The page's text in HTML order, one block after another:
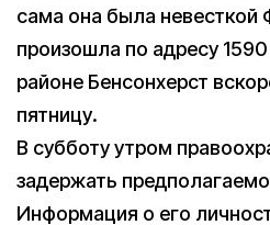
сама она была невесткой
произошла по адресу
районе Бенсонхерст
пятницу.
В субботу утром
задержать
Информация о его